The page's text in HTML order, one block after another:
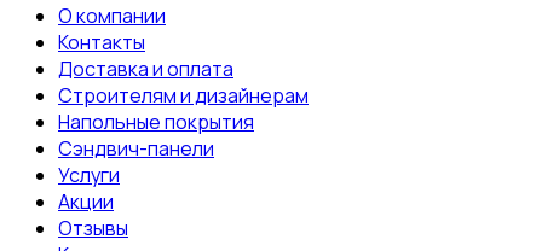
О компании
Контакты
Доставка и оплата
Строителям и дизайнерам
Напольные покрытия
Сэндвич-панели
Услуги
Акции
Отзывы